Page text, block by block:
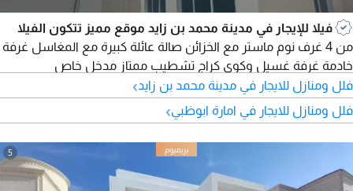
فيلا للإيجار في مدينة محمد بن زايد موقع مميز تتكون الفيلا
من 4 غرف نوم ماستر مع الخزائن صالة عائلة كبيرة مع المغاسل غرفة
خادمة غرفة غسيل وكوي كراج تشطيب ممتاز مدخل خاص
فلل ومنازل للايجار في مدينة محمد بن زايد›
فلل ومنازل للايجار في امارة ابوظبي›
5